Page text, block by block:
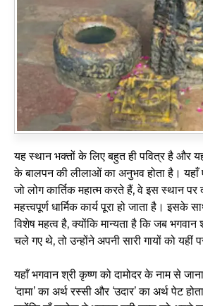
यह स्थान भक्तों के लिए बहुत ही पवित्र है और
के बालपन की लीलाओं का अनुभव होता है। यहाँ
जो लोग कार्तिक महात्म करते हैं, वे इस स्थान पर
महत्त्वपूर्ण धार्मिक कार्य पूरा हो जाता है। इसके
विशेष महत्व है, क्योंकि मान्यता है कि जब
चले गए थे, तो उन्होंने अपनी सारी गायों को यहीं
यहाँ भगवान श्री कृष्ण को दामोदर के नाम से
‘दामा’ का अर्थ रस्सी और ‘उदार’ का अर्थ पेट